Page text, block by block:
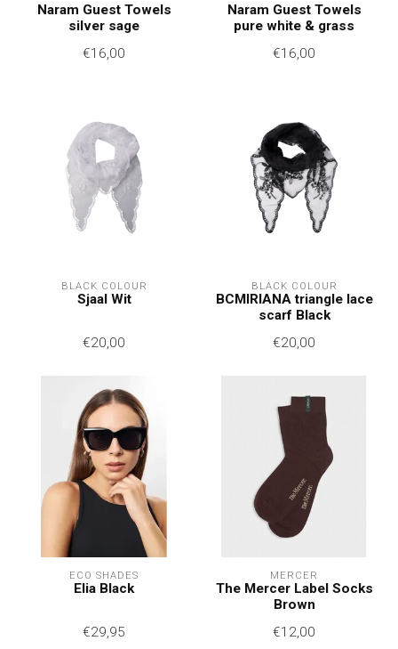
Naram Guest Towels
silver sage
€16,00
Naram Guest Towels
pure white & grass
€16,00
BLACK COLOUR
Sjaal Wit
€20,00
BLACK COLOUR
BCMIRIANA triangle lace
scarf Black
€20,00
ECO SHADES
Elia Black
€29,95
MERCER
The Mercer Label Socks
Brown
€12,00